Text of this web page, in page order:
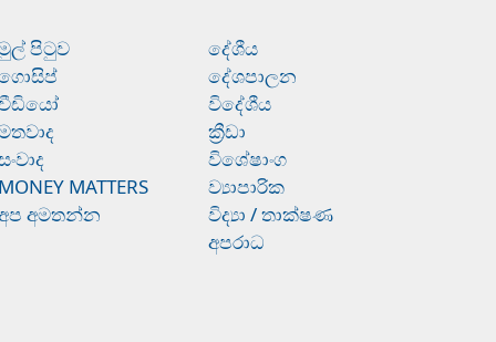
පිටුව
MONEY MATTERS
අමතන්න
දේශීය
දේශපාලන
විදේශීය
ක්‍රීඩා
විශේෂාංග
ව්‍යාපාරික
විද්‍යා / තාක්ෂණ
අපරාධ